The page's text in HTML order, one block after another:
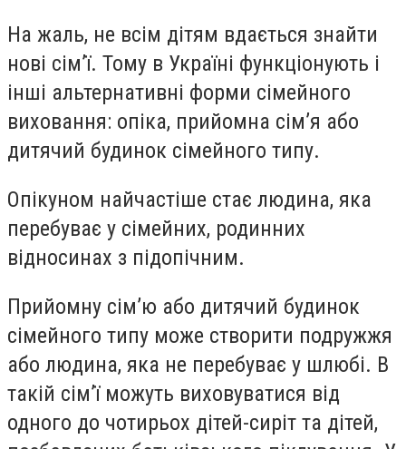
На жаль, не всім дітям вдається знайти
нові сім’ї. Тому в Україні функціонують і
інші альтернативні форми сімейного
виховання: опіка, прийомна сім’я або
дитячий будинок сімейного типу.
Опікуном найчастіше стає людина, яка
перебуває у сімейних, родинних
відносинах з підопічним.
Прийомну сім’ю або дитячий будинок
сімейного типу може створити подружжя
або людина, яка не перебуває у шлюбі. В
такій сім’ї можуть виховуватися від
одного до чотирьох дітей-сиріт та дітей,